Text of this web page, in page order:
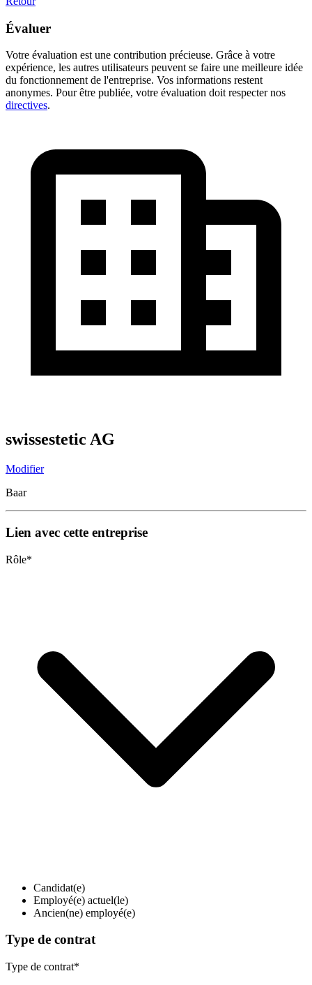
Évaluer
Votre évaluation est une contribution précieuse. Grâce à votre
expérience, les autres utilisateurs peuvent se faire une meilleure idée
du fonctionnement de l'entreprise. Vos informations restent
anonymes. Pour être publiée, votre évaluation doit respecter nos
directives.
swissestetic AG
Modifier
Baar
Lien avec cette entreprise
Rôle*
Candidat(e)
Employé(e) actuel(le)
Ancien(ne) employé(e)
Type de contrat
Type de contrat*